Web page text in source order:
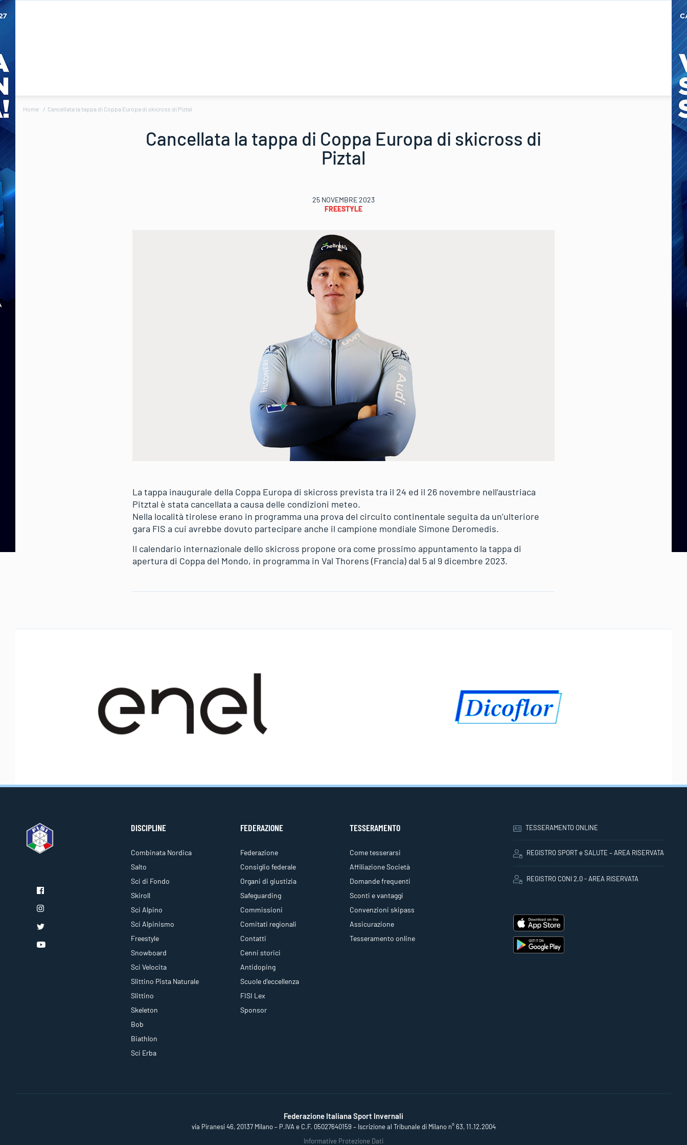
Home Cancellata la tappa di Coppa Europa di skicross di Piztal
Cancellata la tappa di Coppa Europa di skicross di
Piztal
25 NOVEMBRE 2023
FREESTYLE
La tappa inaugurale della Coppa Europa di skicross prevista tra il 24 ed il 26 novembre nell’austriaca
Pitztal è stata cancellata a causa delle condizioni meteo.
Nella località tirolese erano in programma una prova del circuito continentale seguita da un’ulteriore
gara FIS a cui avrebbe dovuto partecipare anche il campione mondiale Simone Deromedis.
Il calendario internazionale dello skicross propone ora come prossimo appuntamento la tappa di
apertura di Coppa del Mondo, in programma in Val Thorens (Francia) dal 5 al 9 dicembre 2023.
DISCIPLINE
Combinata Nordica
Salto
Sci di Fondo
Skiroll
Sci Alpino
Sci Alpinismo
Freestyle
Snowboard
Sci Velocita
Slittino Pista Naturale
Slittino
Skeleton
Bob
Biathlon
Sci Erba
FEDERAZIONE
Federazione
Consiglio federale
Organi di giustizia
Safeguarding
Commissioni
Comitati regionali
Contatti
Cenni storici
Antidoping
Scuole d'eccellenza
FISI Lex
Sponsor
TESSERAMENTO
Come tesserarsi
Affiliazione Società
Domande frequenti
Sconti e vantaggi
Convenzioni skipass
Assicurazione
Tesseramento online
TESSERAMENTO ONLINE
REGISTRO SPORT e SALUTE – AREA RISERVATA
REGISTRO CONI 2.0 - AREA RISERVATA
Federazione Italiana Sport Invernali
via Piranesi 46, 20137 Milano – P.IVA e C.F. 05027640159 – Iscrizione al Tribunale di Milano n° 63, 11.12.2004
Informative Protezione Dati